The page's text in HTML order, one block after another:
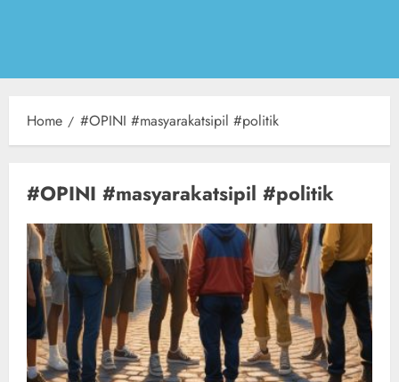
Home #OPINI #masyarakatsipil #politik
#OPINI #masyarakatsipil #politik